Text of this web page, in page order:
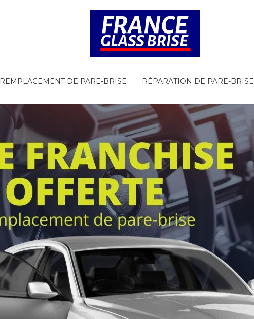
REMPLACEMENT DE PARE-BRISE RÉPARATION DE PARE-BRISE